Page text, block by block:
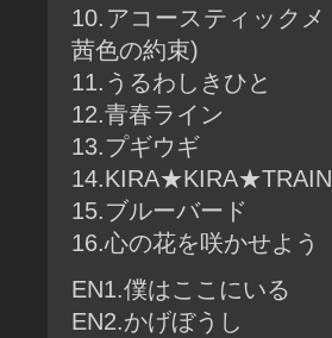
10.アコースティック
茜色の約束)
11.うるわしきひと
12.青春ライン
13.プギウギ
14.KIRA★KIRA★TRAIN
15.ブルーバード
16.心の花を咲かせよう
EN1.僕はここにいる
EN2.かげぼうし